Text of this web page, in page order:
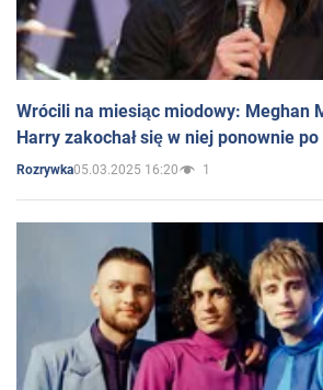
Wrócili na miesiąc miodowy: Meghan
Harry zakochał się w niej ponownie
Rozrywka05.03.2025 16:20 1